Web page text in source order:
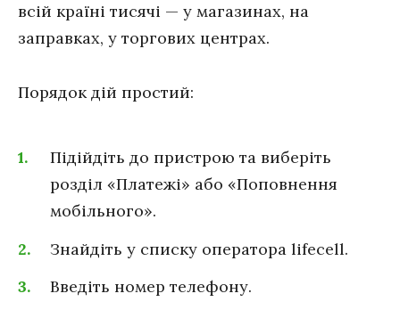
всій країні тисячі — у магазинах, на
заправках, у торгових центрах.
Порядок дій простий:
Підійдіть до пристрою та виберіть
розділ «Платежі» або «Поповнення
мобільного».
Знайдіть у списку оператора lifecell.
Введіть номер телефону.